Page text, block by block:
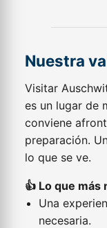
Nuestra
Visitar
es un lugar de
conviene
preparación.
lo que se ve.
👍 Lo que más
Una
necesaria.